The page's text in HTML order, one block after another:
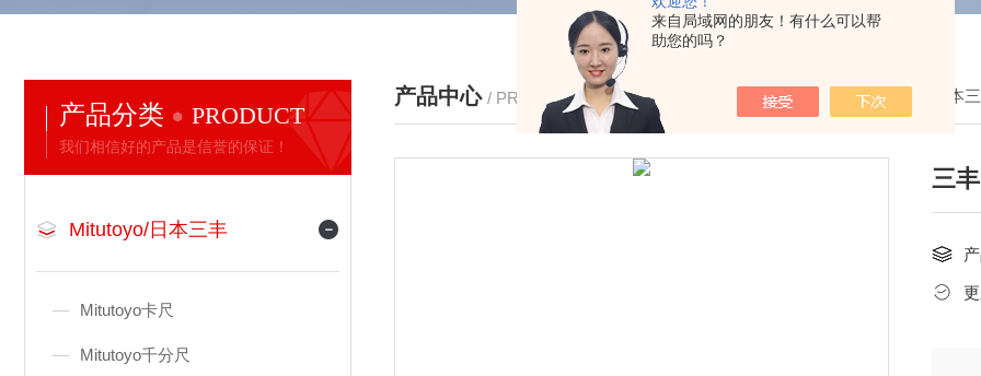
来自局域网的朋友！有什么可以帮
助您的吗？
产品分类 PRODUCT
我们相信好的产品是信誉的保证！
Mitutoyo/日本三丰
Mitutoyo卡尺
Mitutoyo千分尺
产品中心 / PRODUCTS 我的位置： >产品中心 >Mitutoyo/日本
三